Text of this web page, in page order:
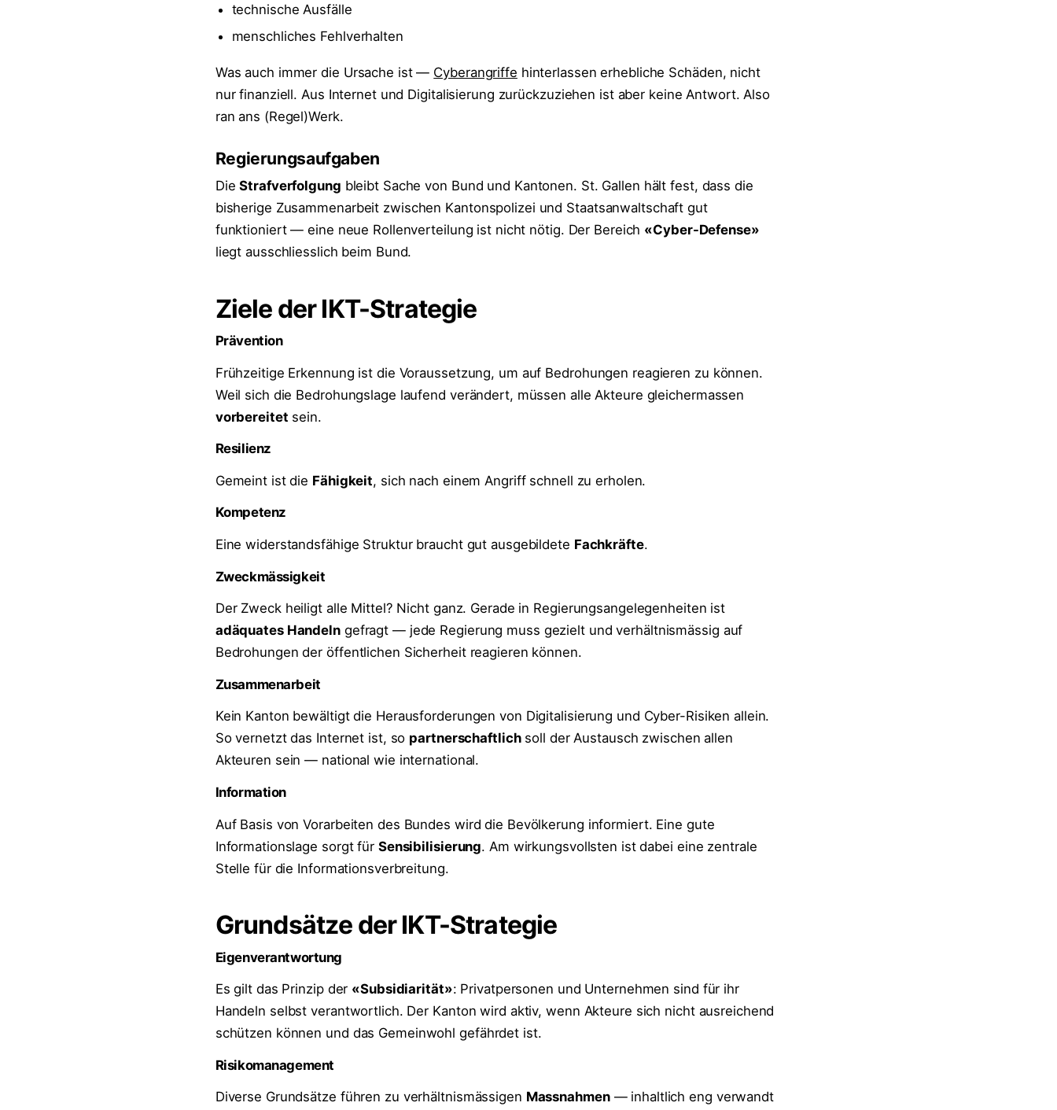
technische Ausfälle
menschliches Fehlverhalten
Was auch immer die Ursache ist — Cyberangriffe hinterlassen erhebliche Schäden, nicht
nur finanziell. Aus Internet und Digitalisierung zurückzuziehen ist aber keine Antwort. Also
ran ans (Regel)Werk.
Regierungsaufgaben
DieStrafverfolgung bleibt Sache von Bund und Kantonen. St. Gallen hält fest, dass die
bisherige Zusammenarbeit zwischen Kantonspolizei und Staatsanwaltschaft gut
funktioniert — eine neue Rollenverteilung ist nicht nötig. Der Bereich «Cyber-Defense»
liegt ausschliesslich beim Bund.
Ziele der IKT-Strategie
Prävention
Frühzeitige Erkennung ist die Voraussetzung, um auf Bedrohungen reagieren zu können.
Weil sich die Bedrohungslage laufend verändert, müssen alle Akteure gleichermassen
vorbereitet sein.
Resilienz
Gemeint ist die Fähigkeit, sich nach einem Angriff schnell zu erholen.
Kompetenz
Eine widerstandsfähige Struktur braucht gut ausgebildete Fachkräfte.
Zweckmässigkeit
Der Zweck heiligt alle Mittel? Nicht ganz. Gerade in Regierungsangelegenheiten ist
adäquates Handelngefragt — jede Regierung muss gezielt und verhältnismässig auf
Bedrohungen der öffentlichen Sicherheit reagieren können.
Zusammenarbeit
Kein Kanton bewältigt die Herausforderungen von Digitalisierung und Cyber-Risiken allein.
So vernetzt das Internet ist, so partnerschaftlichsoll der Austausch zwischen allen
Akteuren sein — national wie international.
Information
Auf Basis von Vorarbeiten des Bundes wird die Bevölkerung informiert. Eine gute
Informationslage sorgt für Sensibilisierung. Am wirkungsvollsten ist dabei eine zentrale
Stelle für die Informationsverbreitung.
Grundsätze der IKT-Strategie
Eigenverantwortung
Es gilt das Prinzip der «Subsidiarität»: Privatpersonen und Unternehmen sind für ihr
Handeln selbst verantwortlich. Der Kanton wird aktiv, wenn Akteure sich nicht ausreichend
schützen können und das Gemeinwohl gefährdet ist.
Risikomanagement
Diverse Grundsätze führen zu verhältnismässigen Massnahmen— inhaltlich eng verwandt